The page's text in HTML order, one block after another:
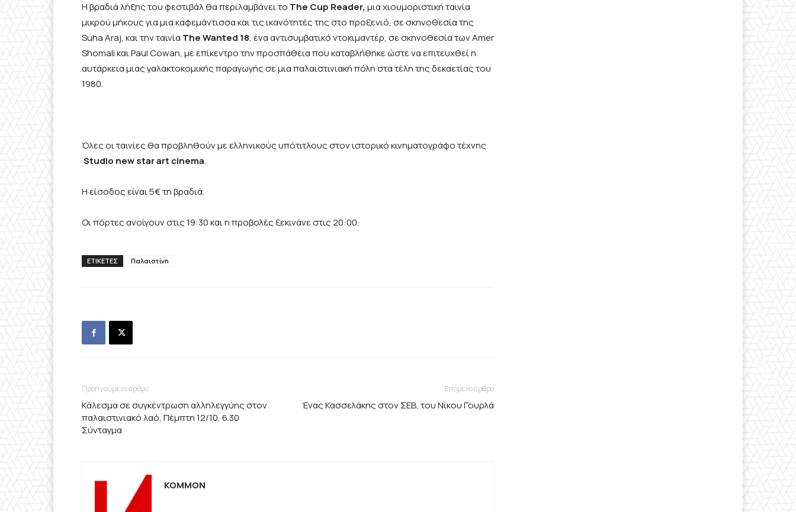
Η βραδιά λήξης του φεστιβάλ θα περιλαμβάνει το The Cup Reader, μια χιουμοριστική ταινία
μικρού μήκους για μια καφεμάντισσα και τις ικανότητές της στο προξενιό, σε σκηνοθεσία της
Suha Araj, και την ταινία TheWanted 18, ένα αντισυμβατικό ντοκιμαντέρ, σε σκηνοθεσία των Amer
Shomali και Paul Cowan, με επίκεντρο την προσπάθεια που καταβλήθηκε ώστε να επιτευχθεί η
αυτάρκεια μιας γαλακτοκομικής παραγωγής σε μια παλαιστινιακή πόλη στα τέλη της δεκαετίας του
1980.
Όλες οι ταινίες θα προβληθούν με ελληνικούς υπότιτλους στον ιστορικό κινηματογράφο τέχνης
Studio newstarart cinema.
Η είσοδος είναι 5€ τη βραδιά.
Οι πόρτες ανοίγουν στις 19:30 και η προβολές ξεκινάνε στις 20:00.
ΕΤΙΚΕΤΕΣ Παλαιστίνη
Προηγούμενο άρθρο
Κάλεσμα σε συγκέντρωση αλληλεγγύης στον
παλαιστινιακό λαό, Πέμπτη 12/10, 6.30
Σύνταγμα
Επόμενο άρθρο
Ένας Κασσελάκης στον ΣΕΒ, του Νίκου Γουρλά
KOMMON